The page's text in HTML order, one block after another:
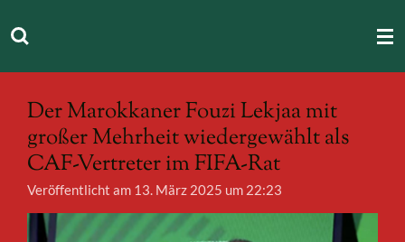
Hauptinhalt
Der Marokkaner Fouzi Lekjaa mit
großer Mehrheit wiedergewählt als
CAF-Vertreter im FIFA-Rat
Veröffentlicht am 13. März 2025 um 22:23